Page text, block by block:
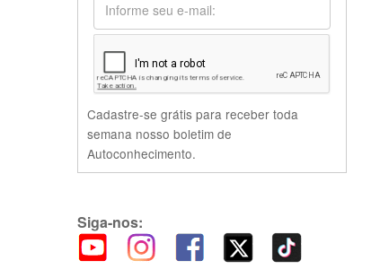
Cadastre-se grátis para receber toda
semana nosso boletim de
Autoconhecimento.
Siga-nos: